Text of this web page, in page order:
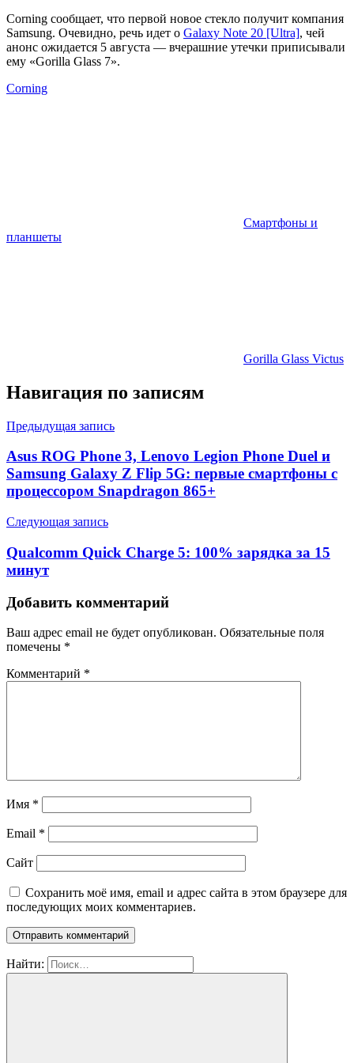
Corning сообщает, что первой новое стекло получит компания
Samsung. Очевидно, речь идет о Galaxy Note 20 [Ultra], чей
анонс ожидается 5 августа — вчерашние утечки приписывали
ему «Gorilla Glass 7».
Corning
Смартфоны и
планшеты
Gorilla Glass Victus
Навигация по записям
Предыдущая запись
Asus ROG Phone 3, Lenovo Legion Phone Duel и
Samsung Galaxy Z Flip 5G: первые смартфоны с
процессором Snapdragon 865+
Следующая запись
Qualcomm Quick Charge 5: 100% зарядка за 15
минут
Добавить комментарий
Ваш адрес email не будет опубликован. Обязательные поля
помечены *
Комментарий *
Имя *
Email *
Сайт
Сохранить моё имя, email и адрес сайта в этом браузере для
последующих моих комментариев.
Найти: